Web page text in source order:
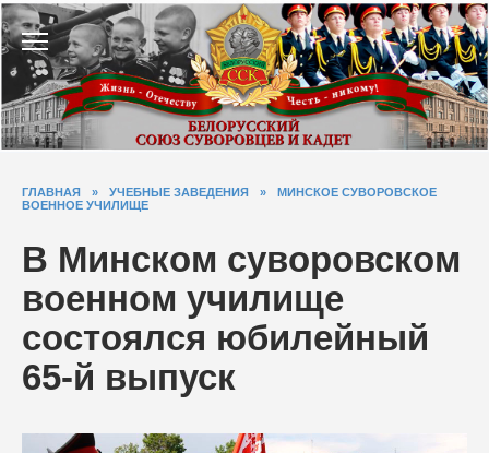
Перейти
к
содержанию
ГЛАВНАЯ » УЧЕБНЫЕ ЗАВЕДЕНИЯ »
МИНСКОЕ СУВОРОВСКОЕ
ВОЕННОЕ УЧИЛИЩЕ
В Минском суворовском
военном училище
состоялся юбилейный
65-й выпуск